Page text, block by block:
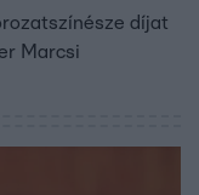
díjat
Marcsi